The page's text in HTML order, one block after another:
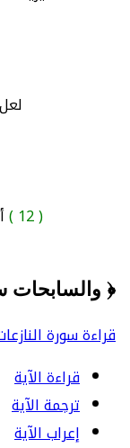
( 12 )
﴿ والسابحات
قراءة سورة
قراءة الآية
ترجمة الآية
إعراب الآية